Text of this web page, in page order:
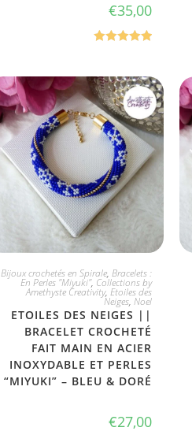
€35,00
JE L'ADOPTE
Bijoux crochetés en Spirale, Bracelets :
En Perles "Miyuki", Collections by
Amethyste Creativity, Etoiles des
Neiges, Noel
ETOILES DES NEIGES ||
BRACELET CROCHETÉ
FAIT MAIN EN ACIER
INOXYDABLE ET PERLES
“MIYUKI” – BLEU & DORÉ
€27,00